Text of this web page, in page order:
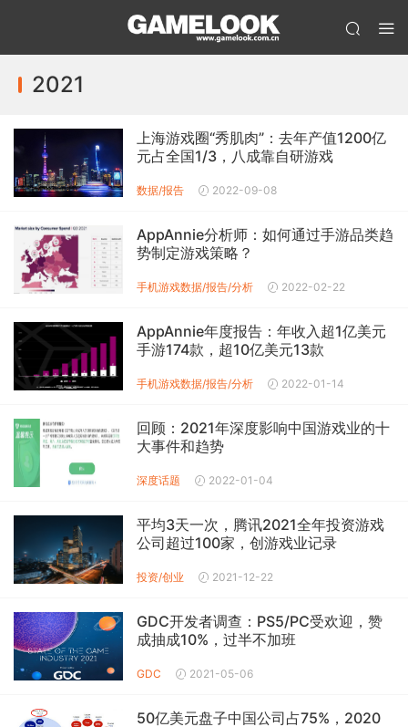
2021
上海游戏圈“秀肌肉”：去年产值1200亿
元占全国1/3，八成靠自研游戏
数据/报告 2022-09-08
AppAnnie分析师：如何通过手游品类趋
势制定游戏策略？
手机游戏数据/报告/分析 2022-02-22
AppAnnie年度报告：年收入超1亿美元
手游174款，超10亿美元13款
手机游戏数据/报告/分析 2022-01-14
回顾：2021年深度影响中国游戏业的十
大事件和趋势
深度话题 2022-01-04
平均3天一次，腾讯2021全年投资游戏
公司超过100家，创游戏业记录
投资/创业 2021-12-22
GDC开发者调查：PS5/PC受欢迎，赞
成抽成10%，过半不加班
GDC 2021-05-06
50亿美元盘子中国公司占75%，2020